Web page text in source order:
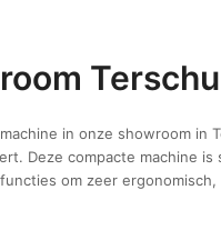
in onze showroom
Deze compacte machine
om zeer